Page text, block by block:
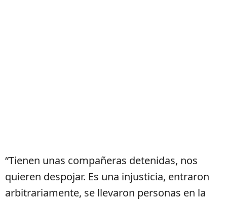
“Tienen unas compañeras detenidas, nos
quieren despojar. Es una injusticia, entraron
arbitrariamente, se llevaron personas en la